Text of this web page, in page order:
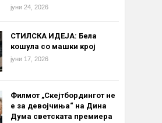
јуни 24, 2026
СТИЛСКА ИДЕЈА: Бела
кошула со машки крој
јуни 17, 2026
Филмот „Скејтбордингот не
е за девојчиња“ на Дина
Дума светската премиера